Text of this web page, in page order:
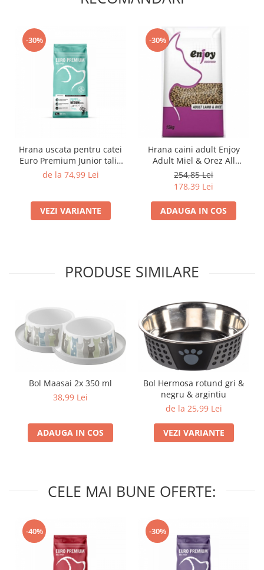
-30%
Hrana uscata pentru catei
Euro Premium Junior talie
medie cu pui si orez
de la 74,99 Lei
VEZI VARIANTE
-30%
Hrana caini adult Enjoy
Adult Miel & Orez All
Breeds 15 Kg
254,85 Lei
178,39 Lei
ADAUGA IN COS
PRODUSE SIMILARE
Bol Maasai 2x 350 ml
38,99 Lei
ADAUGA IN COS
Bol Hermosa rotund gri &
negru & argintiu
de la 25,99 Lei
VEZI VARIANTE
CELE MAI BUNE OFERTE:
-40% -30%